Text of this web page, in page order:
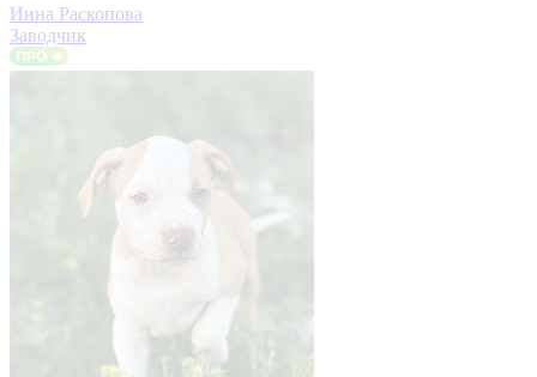
Инна Раскопова
Заводчик